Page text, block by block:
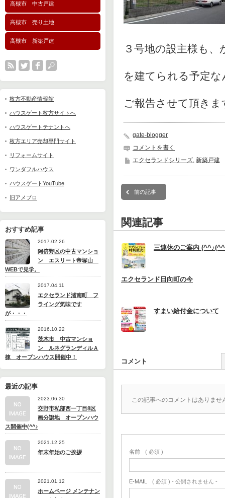
高槻市 中古戸建
高槻市 売り土地
高槻市 新築戸建
枚方不動産情報館
ハウスゲート枚方サイトへ
ハウスゲートテナントへ
枚方エリア売却専門サイト
リフォームサイト
ワンダフルハウス
ハウスゲートYouTube
旧アメブロ
おすすめ記事
2017.02.26
阿倍野区の中古マンショ
ン エスリート帝塚山
WEBで見学。
2017.04.11
エクセランド渚南町 フ
ライング気味です
が・・・
2016.10.22
茨木市 中古マンショ
ン ルネグランディルＡ
棟 オープンハウス開催中！
最近の記事
2023.06.30
交野市私部西一丁目8区
画分譲地 オープンハウ
ス開催中(^^♪
2021.12.25
年末年始のご挨拶
2021.01.12
ホームページ メンテナン
３号地の設主様も
を建てられる予定
ご報告させて頂き
gate-blogger
コメントを書く
エクセランドシリーズ 新築戸建
前の記事
関連記事
三連休のご案内
エクセランド日向町の今
すまい給付金について
コメント
この記事へのコメントはありませ
名前 ( 必須 )
E-MAIL ( 必須 ) - 公開されません -